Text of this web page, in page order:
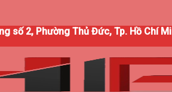
số 2, Phường Thủ Đức, Tp. Hồ Chí